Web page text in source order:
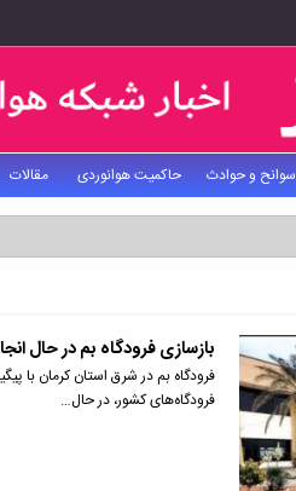
سوانح و حوادث حاکمیت هوانوردی مقالات
بازسازی فرودگاه بم در حال
فرودگاه بم در شرق استان کرمان با
فرودگاه‌های کشور، در حال…